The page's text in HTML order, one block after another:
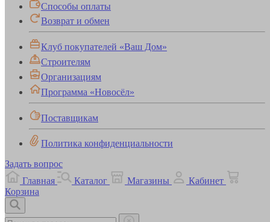
Способы оплаты
Возврат и обмен
Клуб покупателей «Ваш Дом»
Строителям
Организациям
Программа «Новосёл»
Поставщикам
Политика конфиденциальности
Задать вопрос
Главная
Каталог Магазины
Кабинет
Корзина